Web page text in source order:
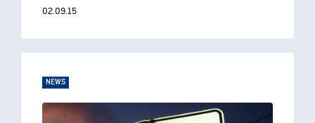
02.09.15
NEWS